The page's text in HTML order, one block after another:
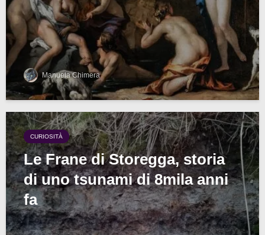
Manuela Chimera
CURIOSITÀ
Le Frane di Storegga, storia
di uno tsunami di 8mila anni
fa